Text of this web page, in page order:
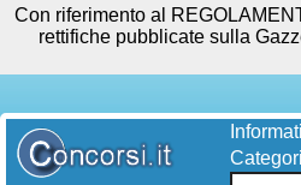
Con riferimento al
rettifiche pubblicate sulla